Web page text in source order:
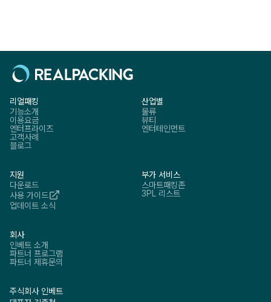
리얼패킹
기능소개
이용요금
엔터프라이즈
고객사례
블로그
산업별
물류
뷰티
엔터테인먼트
지원
다운로드
사용 가이드
업데이트 소식
부가 서비스
스마트패킹존
3PL 리스트
회사
인베트 소개
파트너 프로그램
파트너 제휴문의
주식회사 인베트